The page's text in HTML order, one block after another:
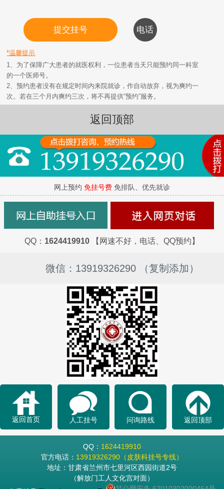
*温馨提示
1、为了保障广大患者的就医权利，一位患者当天只能预约同一科室
的一个医师号。
2、预约患者没有在规定时间内来院就诊，作自动放弃，视为爽约一
次。若在三个月内爽约三次，将不再提供“预约”服务。
返回顶部
网上预约 免挂号费 免排队、优先就诊
QQ： 1624419910 【网速不好，电话、QQ预约】
微信：13919326290 （复制添加）
返回首页 人工挂号 问询路线 返回顶部
QQ： 1624419910
官方电话： 13919326290（皮肤科挂号专线）
地址：甘肃省兰州市七里河区西园街道2号
（解放门工人文化宫对面）